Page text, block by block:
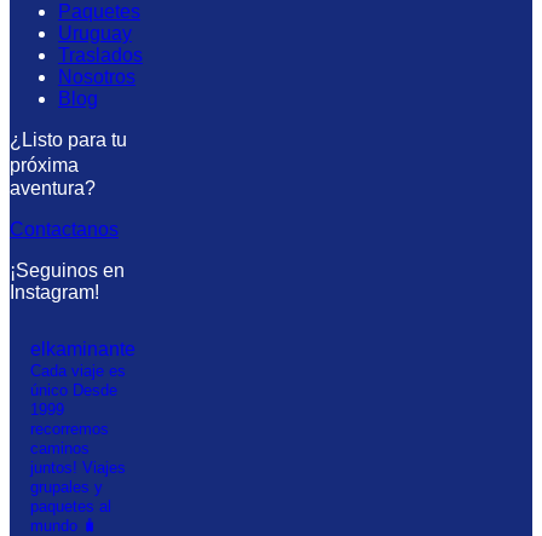
Paquetes
Uruguay
Traslados
Nosotros
Blog
¿Listo para tu
próxima
aventura?
Contactanos
¡Seguinos en
Instagram!
elkaminante
Cada viaje es
únicoDesde
1999
recorremos
caminos
juntos! Viajes
grupales y
paquetes al
mundo 🧳